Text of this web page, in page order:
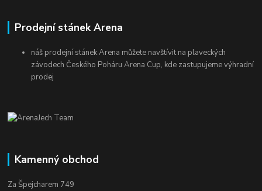
Prodejní stánek Arena
náš prodejní stánek Arena můžete navštívit na plaveckých
závodech Českého Poháru Arena Cup, kde zastupujeme výhradní
prodej
Kamenný obchod
Za Špejcharem 749